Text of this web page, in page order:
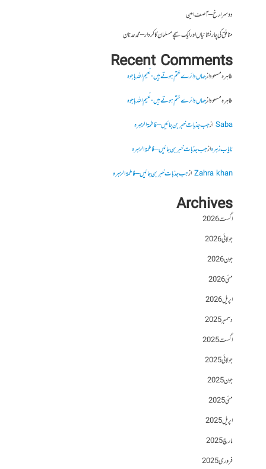
دوسرا رخ – آصف امین
منافق کی چار نشانیاں اور ایک سچے مسلمان کا کردار – محمد عدنان
Recent Comments
طاہرہ مسعودازجہاں دائرے ختم ہوتے ہیں- نعیم اللہ باجوہ
طاہرہ مسعودازجہاں دائرے ختم ہوتے ہیں- نعیم اللہ باجوہ
Sabaازجب جذبات خبر بن جائیں – فاطمۃالزہرہ
نایاب زہرہازجب جذبات خبر بن جائیں – فاطمۃالزہرہ
Zahra khanازجب جذبات خبر بن جائیں – فاطمۃالزہرہ
Archives
اگست 2026
جولائی 2026
جون 2026
مئی 2026
اپریل 2026
دسمبر 2025
اگست 2025
جولائی 2025
جون 2025
مئی 2025
اپریل 2025
مارچ 2025
فروری 2025